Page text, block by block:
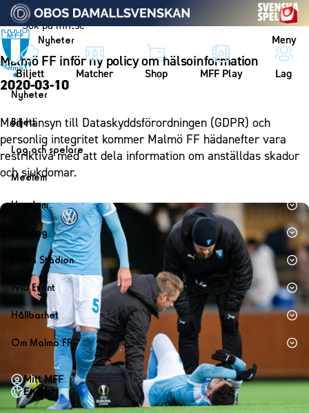
Vidare till innehållet
Nyheter Meny
Biljett Matcher Shop MFF Play Lag
Nyheter
Nyheter
Kalender
Biljett
Biljett
Årskort herr
Mitt MFF
Biljetter till bortamatcher
Biljettvillkor
Lag och spelare
Lag
Spelare
Ledarstab
Damlaget
Spelare
Ledarstab
Medlem
Medlemskap i Malmö FF
Årsmöte 2026
Ungdom
MFF Ungdom
Sommarfotboll
Skånecupen
Fotbollsskolan
Fotbollsnätverket
P19
P17
F17
Företag
Bli företagspartner
Nätverket
Klubbstolar
Partner dam
Eleda Stadion
Eleda Stadion
Erics Bar & Restaurang
Matchdag på Eleda Stadion
MFF-museet & rundvandringar
1910 Event
1910 Event
Fest & Event
Konferens
Möte
Mässa
Hållbarhet
Hållbarhet
Himmelsblå framtid – en match för miljön
MFF i samhället
Laget för alla
Om Malmö FF
Om Malmö FF
Kontakt
Press och media
Mitt MFF
English
Malmö FF inför ny policy om hälsoinformation
2020-03-10
Med hänsyn till Dataskyddsförordningen (GDPR) och
personlig integritet kommer Malmö FF hädanefter vara
restriktiva med att dela information om anställdas skador
och sjukdomar.